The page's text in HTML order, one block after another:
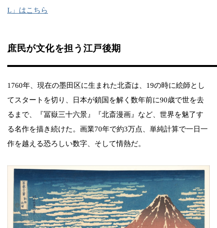
L」はこちら
庶民が文化を担う江戸後期
1760年、現在の墨田区に生まれた北斎は、19の時に絵師とし
てスタートを切り、日本が鎖国を解く数年前に90歳で世を去
るまで、『冨嶽三十六景』『北斎漫画』など、世界を魅了す
る名作を描き続けた。画業70年で約3万点、単純計算で一日一
作を越える恐ろしい数字、そして情熱だ。